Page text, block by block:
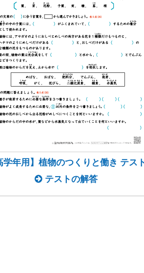
学年用】植物のつくりと働き テス
テストの解答